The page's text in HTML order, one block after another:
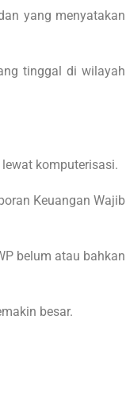
yang menyatakan
tinggal di wilayah
komputerisasi.
Keuangan Wajib
belum atau bahkan
besar.